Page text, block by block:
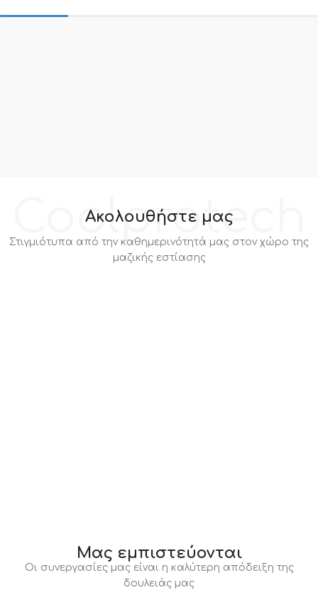
Coolprotech
Ακολουθήστε μας
Στιγμιότυπα από την καθημερινότητά μας στον χώρο της
μαζικής εστίασης
Μας εμπιστεύονται
Οι συνεργασίες μας είναι η καλύτερη απόδειξη της
δουλειάς μας